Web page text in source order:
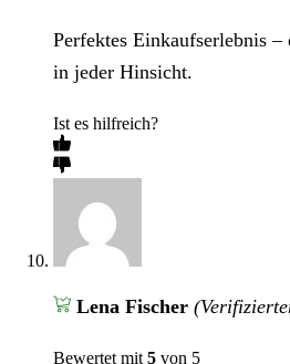
Perfektes Einkaufserlebnis –
in jeder Hinsicht.
Ist es hilfreich?
Lena Fischer
Bewertet mit 5 von 5